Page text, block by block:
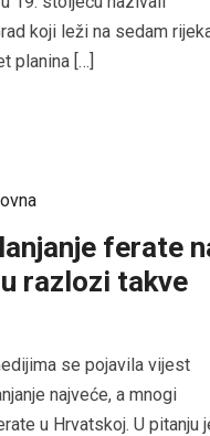
koji leži na sedam
planina […]
ferate
razlozi takve
se pojavila vijest
najveće, a mnogi
u Hrvatskoj. U pitanju